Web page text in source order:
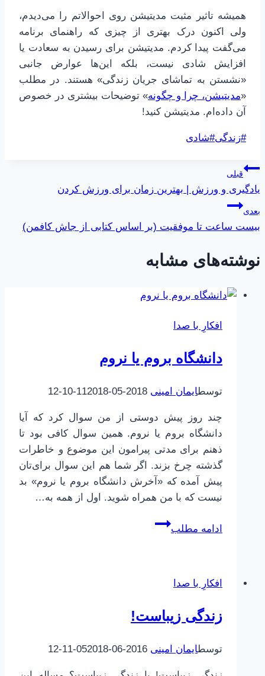
همیشه تاثیر مثبت مدیتیشن روی احوالاتم را می‌دیدم،
ولی اکنون درک بهتری از چیزی که راهنمای برنامه
می‌گفت پیدا کردم. مدیتیشن برای رسیدن به سعادت یا
افزایش شادی نیست، بلکه این‌ها عوارض جانبی
«نشستن به تماشای جریان زندگی» هستند. در مطلب
«مدیتیشن، چرا و چگونه» توضیحات بیشتری در خصوص
آن داده‌ام. مدیتیشن کنید!
برچسب‌های
#زندگی#شادی
راهبری
نوشته
قبلی
یادگیری و ورزش | بهترین زمان برای ورزش کردن
بعدی
بیست ساعت تا موفقیت (بر اساس کتابی از جاش کافمن)
نوشته‌های مشابه
افکارِ با صدا
دانشگاه بروم یا نروم
توسطایمان امینی 2018-05-11
2018-10-12
چند روز پیش دوستی از من سوال کرد که آیا
دانشگاه بروم یا نروم. همین سوال کافی بود تا
ذهنم برای مدتی پیرامون این موضوع و خاطرات
گذشته چرخ بزند. اگر شما هم این سوال برای‌تان
پیش آمده که «آخرش دانشگاه بروم یا نروم» بد
نیست که با من همراه شوید. اول از همه به…
ادامه مطلب
دانشگاه
افکارِ با صدا
زندگی زیباست!
توسطایمان امینی 2016-06-05
2018-11-12